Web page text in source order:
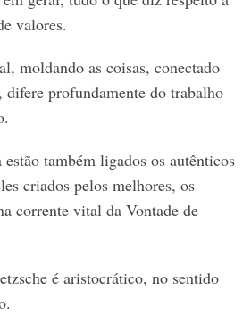
valores.
moldando as coisas, conectado
difere profundamente do trabalho
também ligados os autênticos
criados pelos melhores, os
corrente vital da Vontade de
é aristocrático, no sentido